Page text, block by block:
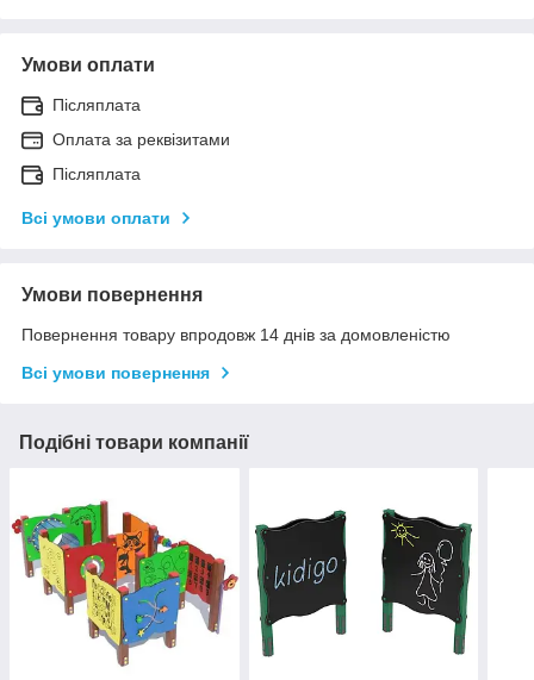
Умови оплати
Післяплата
Оплата за реквізитами
Післяплата
Всі умови оплати
Умови повернення
Повернення товару впродовж 14 днів за домовленістю
Всі умови повернення
Подібні товари компанії